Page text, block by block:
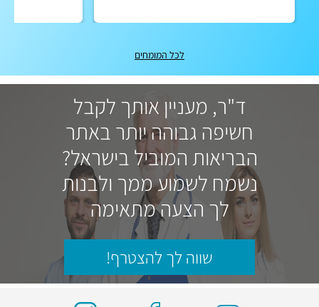
לכל המומחים
ד"ר, מעניין אותך לקבל
חשיפה גבוהה יותר באתר
הבריאות המוביל בישראל?
נשמח לשמוע ממך ולבנות
לך הצעה מתאימה
שווה לך להצטרף!